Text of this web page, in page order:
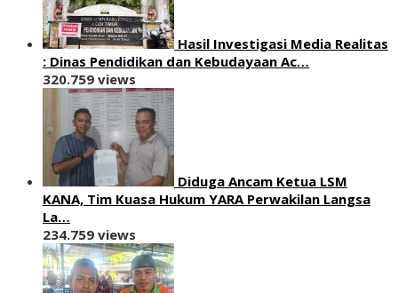
Hasil Investigasi Media Realitas
: ‎Dinas Pendidikan dan Kebudayaan Ac…
320.759 views
Diduga Ancam Ketua LSM
KANA, Tim Kuasa Hukum YARA Perwakilan Langsa
La…
234.759 views